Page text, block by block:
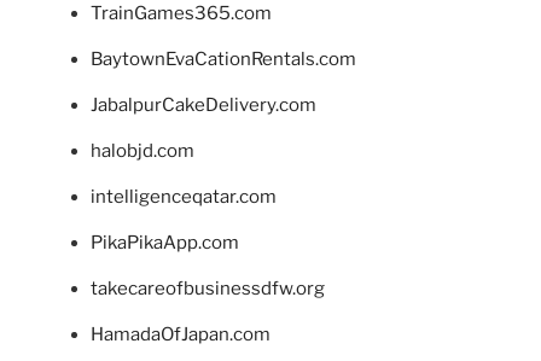
TrainGames365.com
BaytownEvaCationRentals.com
JabalpurCakeDelivery.com
halobjd.com
intelligenceqatar.com
PikaPikaApp.com
takecareofbusinessdfw.org
HamadaOfJapan.com